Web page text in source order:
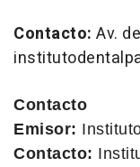
Contacto: Av.
Contacto
Emisor:
Contacto: